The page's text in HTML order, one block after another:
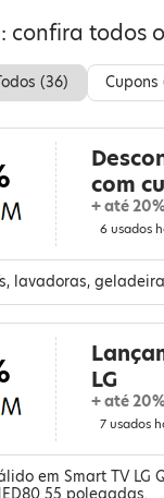
confira todos
(36) Cupons
com
+ até
6 usados
lavadoras,
LG
+ até
7 usados
em Smart TV LG